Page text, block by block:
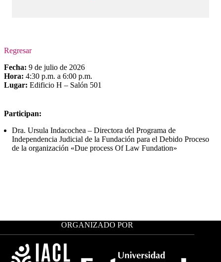
Regresar
Fecha: 9 de julio de 2026
Hora: 4:30 p.m. a 6:00 p.m.
Lugar: Edificio H – Salón 501
Participan:
Dra. Ursula Indacochea – Directora del Programa de
Independencia Judicial de la Fundación para el Debido Proceso
de la organización «Due process Of Law Fundation»
ORGANIZADO POR